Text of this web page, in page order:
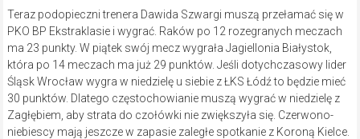
Teraz podopieczni trenera Dawida Szwargi muszą przełamać się w
PKO BP Ekstraklasie i wygrać. Raków po 12 rozegranych meczach
ma 23 punkty. W piątek swój mecz wygrała Jagiellonia Białystok,
która po 14 meczach ma już 29 punktów. Jeśli dotychczasowy lider
Śląsk Wrocław wygra w niedzielę u siebie z ŁKS Łódź to będzie mieć
30 punktów. Dlatego częstochowianie muszą wygrać w niedzielę z
Zagłębiem, aby strata do czołówki nie zwiększyła się. Czerwono-
niebiescy mają jeszcze w zapasie zaległe spotkanie z Koroną Kielce.